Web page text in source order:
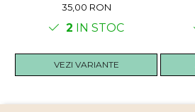
35,00 RON
2 IN STOC
VEZI VARIANTE